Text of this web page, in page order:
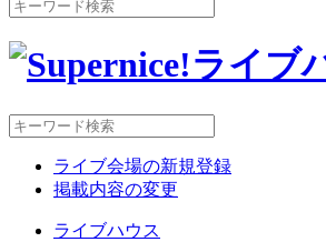
ライブ会場の新規登録
掲載内容の変更
ライブハウス